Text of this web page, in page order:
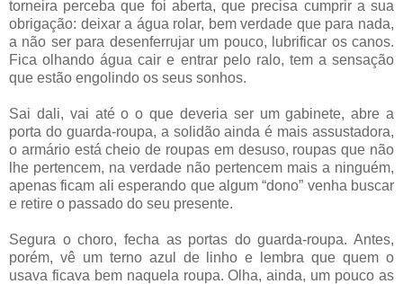
torneira perceba que foi aberta, que precisa cumprir a sua
obrigação: deixar a água rolar, bem verdade que para nada,
a não ser para desenferrujar um pouco, lubrificar os canos.
Fica olhando água cair e entrar pelo ralo, tem a sensação
que estão engolindo os seus sonhos.
Sai dali, vai até o o que deveria ser um gabinete, abre a
porta do guarda-roupa, a solidão ainda é mais assustadora,
o armário está cheio de roupas em desuso, roupas que não
lhe pertencem, na verdade não pertencem mais a ninguém,
apenas ficam ali esperando que algum “dono” venha buscar
e retire o passado do seu presente.
Segura o choro, fecha as portas do guarda-roupa. Antes,
porém, vê um terno azul de linho e lembra que quem o
usava ficava bem naquela roupa. Olha, ainda, um pouco as